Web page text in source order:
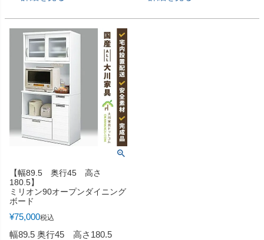
【幅89.5 奥行45 高さ
180.5】
ミリオン90オープンダイニング
ボード
¥75,000税込
幅89.5 奥行45 高さ180.5